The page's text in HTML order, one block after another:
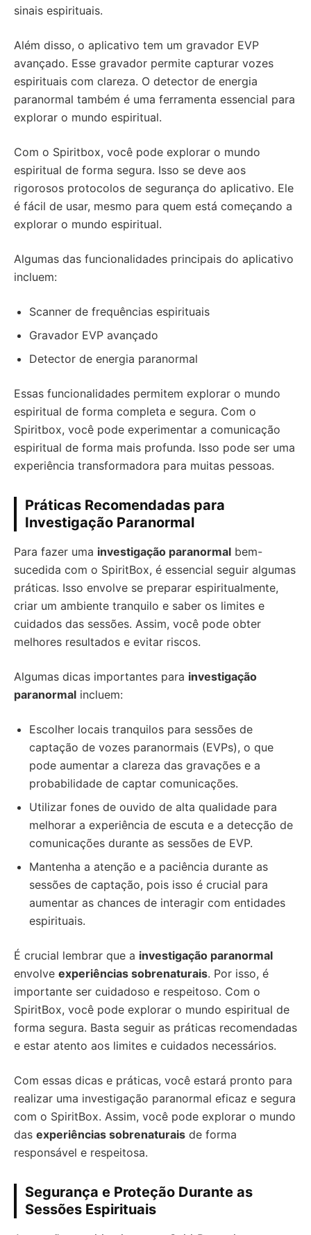
sinais espirituais.
Além disso, o aplicativo tem um gravador EVP
avançado. Esse gravador permite capturar vozes
espirituais com clareza. O detector de energia
paranormal também é uma ferramenta essencial para
explorar o mundo espiritual.
Com o Spiritbox, você pode explorar o mundo
espiritual de forma segura. Isso se deve aos
rigorosos protocolos de segurança do aplicativo. Ele
é fácil de usar, mesmo para quem está começando a
explorar o mundo espiritual.
Algumas das funcionalidades principais do aplicativo
incluem:
Scanner de frequências espirituais
Gravador EVP avançado
Detector de energia paranormal
Essas funcionalidades permitem explorar o mundo
espiritual de forma completa e segura. Com o
Spiritbox, você pode experimentar a comunicação
espiritual de forma mais profunda. Isso pode ser uma
experiência transformadora para muitas pessoas.
Práticas Recomendadas para
Investigação Paranormal
Para fazer uma investigação paranormal bem-
sucedida com o SpiritBox, é essencial seguir algumas
práticas. Isso envolve se preparar espiritualmente,
criar um ambiente tranquilo e saber os limites e
cuidados das sessões. Assim, você pode obter
melhores resultados e evitar riscos.
Algumas dicas importantes para investigação
paranormal incluem:
Escolher locais tranquilos para sessões de
captação de vozes paranormais (EVPs), o que
pode aumentar a clareza das gravações e a
probabilidade de captar comunicações.
Utilizar fones de ouvido de alta qualidade para
melhorar a experiência de escuta e a detecção de
comunicações durante as sessões de EVP.
Mantenha a atenção e a paciência durante as
sessões de captação, pois isso é crucial para
aumentar as chances de interagir com entidades
espirituais.
É crucial lembrar que a investigação paranormal
envolve experiências sobrenaturais. Por isso, é
importante ser cuidadoso e respeitoso. Com o
SpiritBox, você pode explorar o mundo espiritual de
forma segura. Basta seguir as práticas recomendadas
e estar atento aos limites e cuidados necessários.
Com essas dicas e práticas, você estará pronto para
realizar uma investigação paranormal eficaz e segura
com o SpiritBox. Assim, você pode explorar o mundo
das experiências sobrenaturais de forma
responsável e respeitosa.
Segurança e Proteção Durante as
Sessões Espirituais